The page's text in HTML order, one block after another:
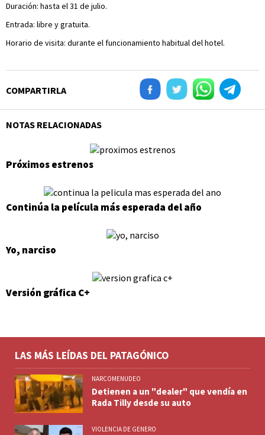
Duración: hasta el 31 de julio.
Entrada: libre y gratuita.
Horario de visita: durante el funcionamiento habitual del hotel.
COMPARTIRLA
NOTAS RELACIONADAS
Próximos estrenos
Continúa la película más esperada del año
Yo, narciso
Versión gráfica C+
LAS MÁS LEÍDAS DEL PATAGÓNICO
NARCOMENUDEO
Detienen a un "dealer" que vendía en
Rada Tilly desde su auto
VIOLENCIA DE GENERO